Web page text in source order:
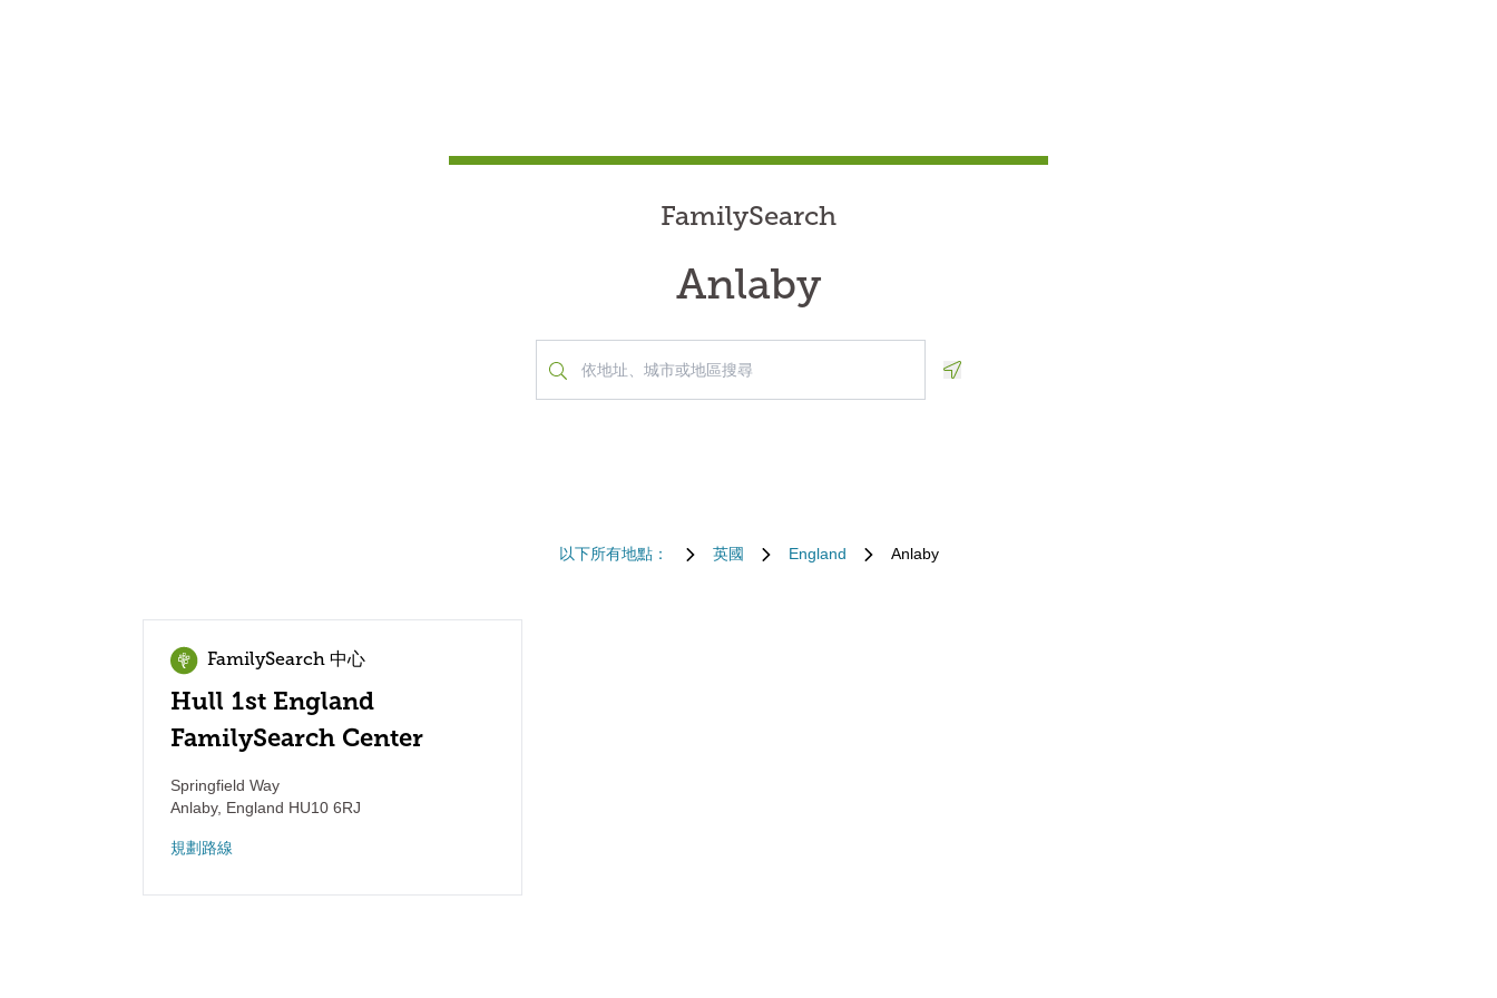
FamilySearch
Anlaby
以下所有地點： 英國 England Anlaby
FamilySearch 中心
Hull 1st England
FamilySearch Center
Springfield Way
Anlaby, England HU10 6RJ
規劃路線